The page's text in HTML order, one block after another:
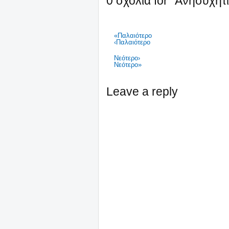
«Παλαιότερο
‹Παλαιότερο
Νεότερο›
Νεότερο»
Leave a reply